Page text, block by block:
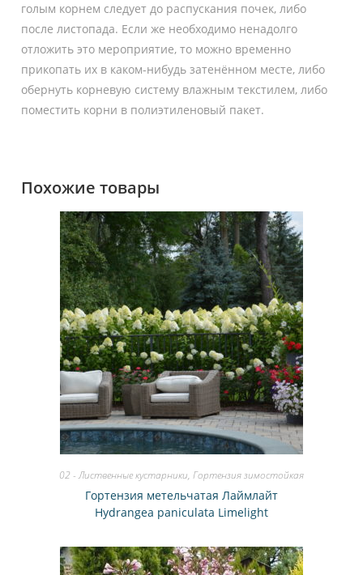
голым корнем следует до распускания почек, либо
после листопада. Если же необходимо ненадолго
отложить это мероприятие, то можно временно
прикопать их в каком-нибудь затенённом месте, либо
обернуть корневую систему влажным текстилем, либо
поместить корни в полиэтиленовый пакет.
Похожие товары
02 - Лиственные кустарники, Гортензия зимостойкая
Гортензия метельчатая Лаймлайт
Hydrangea paniculata Limelight